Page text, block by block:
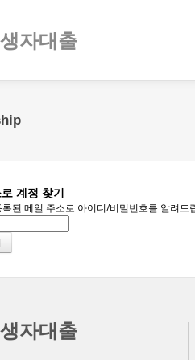
자대출
계정 찾기
된 메일 주소로 아이디/비밀번호를 알려
자대출